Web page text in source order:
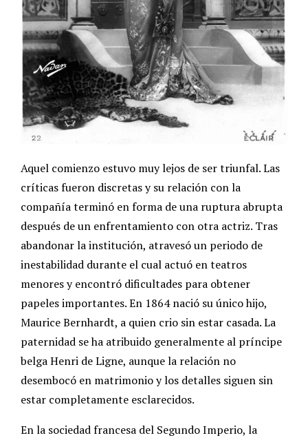
Aquel comienzo estuvo muy lejos de ser triunfal. Las
críticas fueron discretas y su relación con la
compañía terminó en forma de una ruptura abrupta
después de un enfrentamiento con otra actriz. Tras
abandonar la institución, atravesó un periodo de
inestabilidad durante el cual actuó en teatros
menores y encontró dificultades para obtener
papeles importantes. En 1864 nació su único hijo,
Maurice Bernhardt, a quien crio sin estar casada. La
paternidad se ha atribuido generalmente al príncipe
belga Henri de Ligne, aunque la relación no
desembocó en matrimonio y los detalles siguen sin
estar completamente esclarecidos.
En la sociedad francesa del Segundo Imperio, la